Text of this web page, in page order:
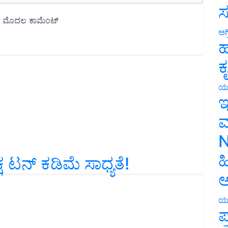
ಟನ್‌ ಕಡಿಮೆ ಸಾಧ್ಯತೆ!